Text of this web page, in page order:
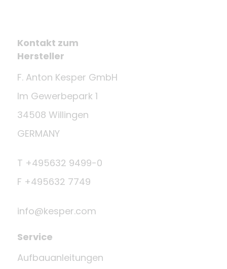
Kontakt zum
Hersteller
F. Anton Kesper GmbH
Im Gewerbepark 1
34508 Willingen
GERMANY
T +495632 9499-0
F +495632 7749
info@kesper.com
Service
Aufbauanleitungen